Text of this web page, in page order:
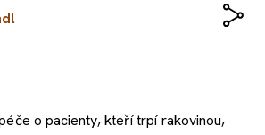
o pacienty, kteří trpí rakovinou,